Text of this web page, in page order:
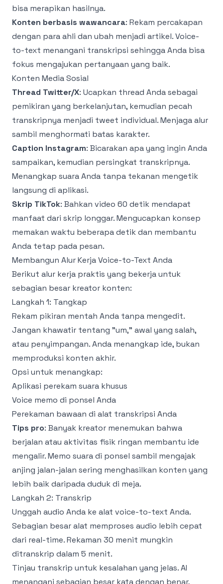
bisa merapikan hasilnya.
Konten berbasis wawancara: Rekam percakapan
dengan para ahli dan ubah menjadi artikel. Voice-
to-text menangani transkripsi sehingga Anda bisa
fokus mengajukan pertanyaan yang baik.
Konten Media Sosial
Thread Twitter/X: Ucapkan thread Anda sebagai
pemikiran yang berkelanjutan, kemudian pecah
transkripnya menjadi tweet individual. Menjaga alur
sambil menghormati batas karakter.
Caption Instagram: Bicarakan apa yang ingin Anda
sampaikan, kemudian persingkat transkripnya.
Menangkap suara Anda tanpa tekanan mengetik
langsung di aplikasi.
Skrip TikTok: Bahkan video 60 detik mendapat
manfaat dari skrip longgar. Mengucapkan konsep
memakan waktu beberapa detik dan membantu
Anda tetap pada pesan.
Membangun Alur Kerja Voice-to-Text Anda
Berikut alur kerja praktis yang bekerja untuk
sebagian besar kreator konten:
Langkah 1: Tangkap
Rekam pikiran mentah Anda tanpa mengedit.
Jangan khawatir tentang "um," awal yang salah,
atau penyimpangan. Anda menangkap ide, bukan
memproduksi konten akhir.
Opsi untuk menangkap:
Aplikasi perekam suara khusus
Voice memo di ponsel Anda
Perekaman bawaan di alat transkripsi Anda
Tips pro: Banyak kreator menemukan bahwa
berjalan atau aktivitas fisik ringan membantu ide
mengalir. Memo suara di ponsel sambil mengajak
anjing jalan-jalan sering menghasilkan konten yang
lebih baik daripada duduk di meja.
Langkah 2: Transkrip
Unggah audio Anda ke alat voice-to-text Anda.
Sebagian besar alat memproses audio lebih cepat
dari real-time. Rekaman 30 menit mungkin
ditranskrip dalam 5 menit.
Tinjau transkrip untuk kesalahan yang jelas. AI
menangani sebagian besar kata dengan benar,